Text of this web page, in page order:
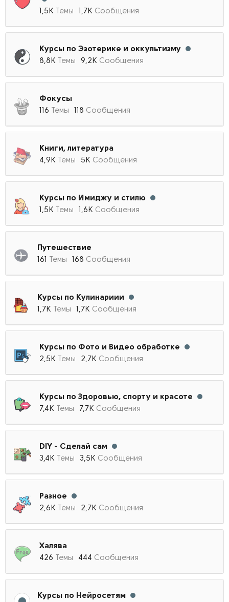
1,5К Темы 1,7К Сообщения
Курсы по Эзотерике и оккультизму
8,8К Темы 9,2К Сообщения
Фокусы
116 Темы 118 Сообщения
Книги, литература
4,9К Темы 5К Сообщения
Курсы по Имиджу и стилю
1,5К Темы 1,6К Сообщения
Путешествие
161 Темы 168 Сообщения
Курсы по Кулинариии
1,7К Темы 1,7К Сообщения
Курсы по Фото и Видео обработке
2,5К Темы 2,7К Сообщения
Курсы по Здоровью, спорту и красоте
7,4К Темы 7,7К Сообщения
DIY - Сделай сам
3,4К Темы 3,5К Сообщения
Разное
2,6К Темы 2,7К Сообщения
Халява
426 Темы 444 Сообщения
Курсы по Нейросетям